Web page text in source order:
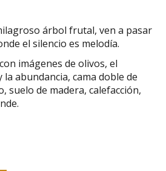
árbol frutal, ven a pasar
el silencio es melodía.
imágenes de olivos, el
abundancia, cama doble de
suelo de madera, calefacción,